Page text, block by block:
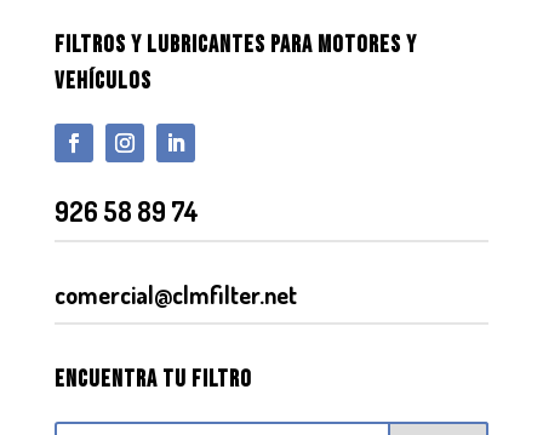
FILTROS Y LUBRICANTES PARA MOTORES Y
VEHÍCULOS
926 58 89 74
comercial@clmfilter.net
Encuentra tu filtro